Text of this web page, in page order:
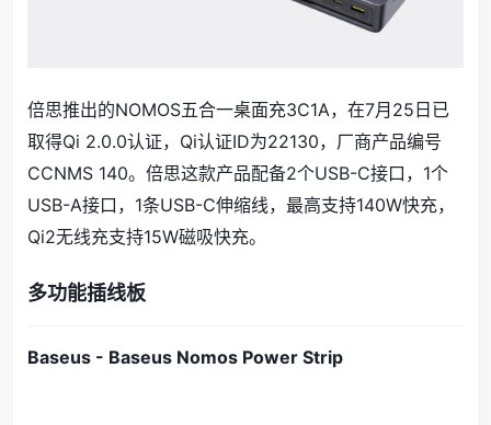
倍思推出的NOMOS五合一桌面充3C1A，在7月25日已
取得Qi 2.0.0认证，Qi认证ID为22130，厂商产品编号
CCNMS 140。倍思这款产品配备2个USB-C接口，1个
USB-A接口，1条USB-C伸缩线，最高支持140W快充，
Qi2无线充支持15W磁吸快充。
多功能插线板
Baseus - Baseus Nomos Power Strip